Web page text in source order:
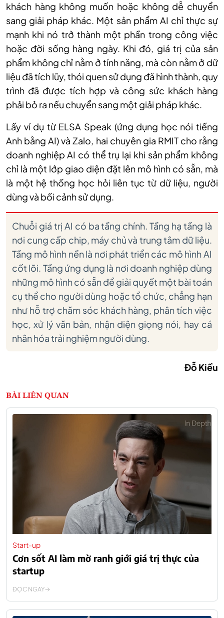
khách hàng không muốn hoặc không dễ chuyển
sang giải pháp khác. Một sản phẩm AI chỉ thực sự
mạnh khi nó trở thành một phần trong công việc
hoặc đời sống hàng ngày. Khi đó, giá trị của sản
phẩm không chỉ nằm ở tính năng, mà còn nằm ở dữ
liệu đã tích lũy, thói quen sử dụng đã hình thành, quy
trình đã được tích hợp và công sức khách hàng
phải bỏ ra nếu chuyển sang một giải pháp khác.
Lấy ví dụ từ ELSA Speak (ứng dụng học nói tiếng
Anh bằng AI) và Zalo, hai chuyên gia RMIT cho rằng
doanh nghiệp AI có thể trụ lại khi sản phẩm không
chỉ là một lớp giao diện đặt lên mô hình có sẵn, mà
là một hệ thống học hỏi liên tục từ dữ liệu, người
dùng và bối cảnh sử dụng.
Chuỗi giá trị AI có ba tầng chính. Tầng hạ tầng là
nơi cung cấp chip, máy chủ và trung tâm dữ liệu.
Tầng mô hình nền là nơi phát triển các mô hình AI
cốt lõi. Tầng ứng dụng là nơi doanh nghiệp dùng
những mô hình có sẵn để giải quyết một bài toán
cụ thể cho người dùng hoặc tổ chức, chẳng hạn
như hỗ trợ chăm sóc khách hàng, phân tích việc
học, xử lý văn bản, nhận diện giọng nói, hay cá
nhân hóa trải nghiệm người dùng.
Đỗ Kiều
BÀI LIÊN QUAN
Start-up
Cơn sốt AI làm mờ ranh giới giá trị thực của
startup
ĐỌC NGAY